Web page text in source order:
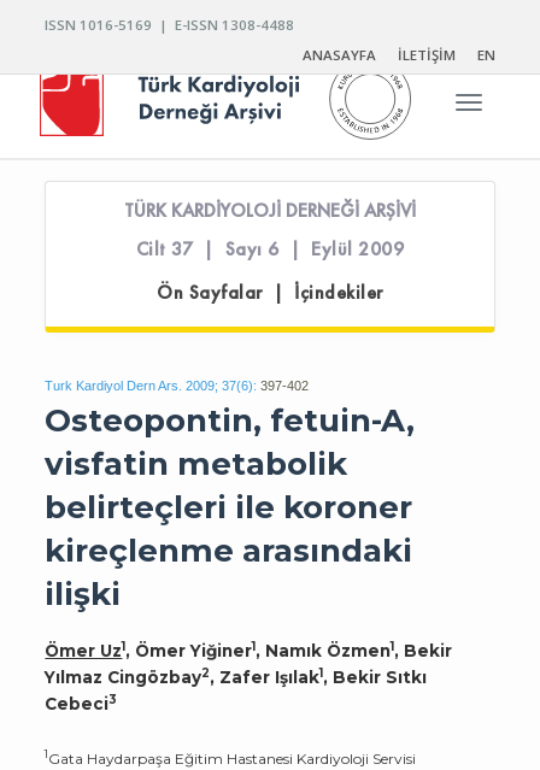
ISSN 1016-5169 | E-ISSN 1308-4488
ANASAYFA
İLETİŞİM EN
Toggle
TÜRK KARDİYOLOJİ DERNEĞİ ARŞİVİ
Cilt 37 | Sayı 6 | Eylül 2009
Ön Sayfalar | İçindekiler
Turk Kardiyol Dern Ars. 2009; 37(6): 397-402
Osteopontin, fetuin-A,
visfatin metabolik
belirteçleri ile koroner
kireçlenme arasındaki
ilişki
Ömer Uz1, Ömer Yiğiner1, Namık Özmen1, Bekir
Yılmaz Cingözbay2, Zafer Işılak1, Bekir Sıtkı
Cebeci3
1Gata Haydarpaşa Eğitim Hastanesi Kardiyoloji Servisi